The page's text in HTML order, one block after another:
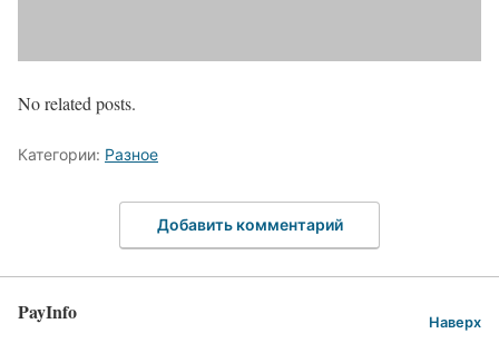
No related posts.
Категории: Разное
Добавить комментарий
PayInfo Наверх